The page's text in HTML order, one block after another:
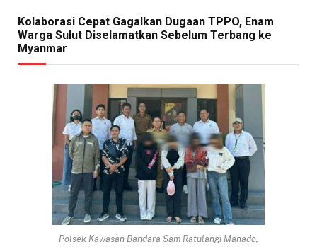
Kolaborasi Cepat Gagalkan Dugaan TPPO, Enam
Warga Sulut Diselamatkan Sebelum Terbang ke
Myanmar
Polsek Kawasan Bandara Sam Ratulangi Manado,